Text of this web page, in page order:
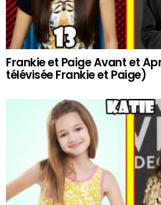
Frankie et Paige Avant et
télévisée Frankie et Paige)